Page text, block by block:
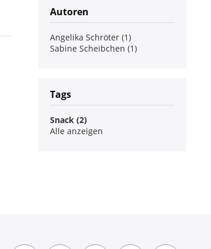
Autoren
Angelika Schröter (1)
Sabine Scheibchen (1)
Tags
Snack (2)
Alle anzeigen